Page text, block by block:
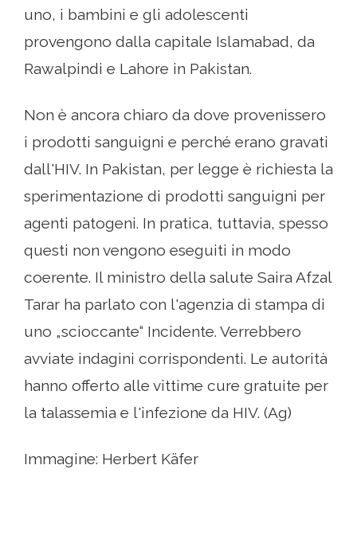
uno, i bambini e gli adolescenti
provengono dalla capitale Islamabad, da
Rawalpindi e Lahore in Pakistan.
Non è ancora chiaro da dove provenissero
i prodotti sanguigni e perché erano gravati
dall'HIV. In Pakistan, per legge è richiesta la
sperimentazione di prodotti sanguigni per
agenti patogeni. In pratica, tuttavia, spesso
questi non vengono eseguiti in modo
coerente. Il ministro della salute Saira Afzal
Tarar ha parlato con l'agenzia di stampa di
uno „scioccante“ Incidente. Verrebbero
avviate indagini corrispondenti. Le autorità
hanno offerto alle vittime cure gratuite per
la talassemia e l'infezione da HIV. (Ag)
Immagine: Herbert Käfer